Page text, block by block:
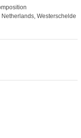
Westerschelde ·